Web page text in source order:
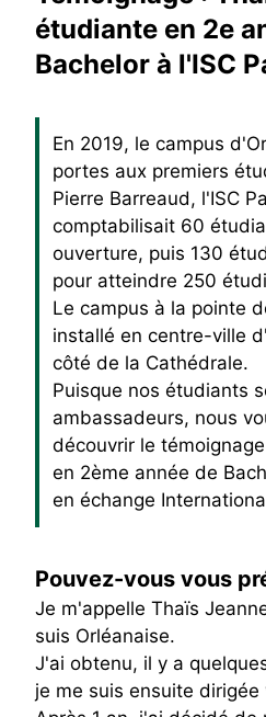
étudiante en 2e
Bachelor à l'ISC
En 2019, le campus
portes aux premiers
Pierre Barreaud, l'ISC
comptabilisait 60
ouverture, puis 130
pour atteindre 250
Le campus à la pointe
installé en centre-ville
côté de la Cathédrale.
Puisque nos étudiants
ambassadeurs, nous
découvrir le
en 2ème année de
en échange
Pouvez-vous vous
Je m'appelle Thaïs
suis Orléanaise.
J'ai obtenu, il y a
je me suis ensuite